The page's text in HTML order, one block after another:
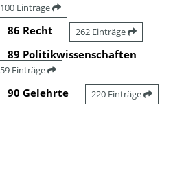
100 Einträge
86 Recht 262 Einträge
89 Politikwissenschaften
59 Einträge
90 Gelehrte 220 Einträge